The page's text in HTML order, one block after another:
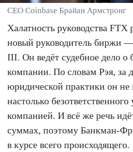
CEO Coinbase Брайан Армстронг
Халатность руководства FTX
новый руководитель биржи
III. Он ведёт судебное дело о
компании. По словам Рэя, за
юридической практики он не
настолько
компанией. И всё же речь
суммах, поэтому Банкман-
в курсе всего происходящего.